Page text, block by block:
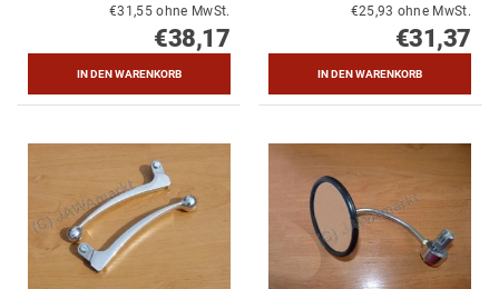
€31,55 ohne MwSt.
€38,17
€25,93 ohne MwSt.
€31,37